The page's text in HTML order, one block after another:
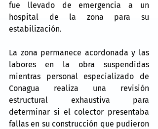
fue llevado de emergencia a un
hospital de la zona para su
estabilización.
La zona permanece acordonada y las
labores en la obra suspendidas
mientras personal especializado de
Conagua realiza una revisión
estructural exhaustiva para
determinar si el colector presentaba
fallas en su construcción que pudieron